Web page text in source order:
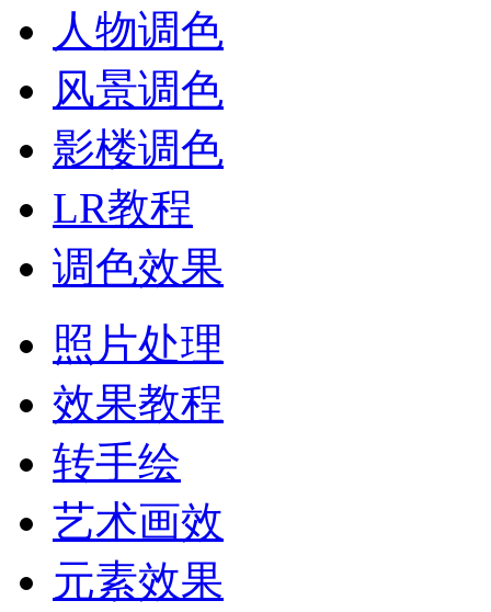
人物调色
风景调色
影楼调色
LR教程
调色效果
照片处理
效果教程
转手绘
艺术画效
元素效果